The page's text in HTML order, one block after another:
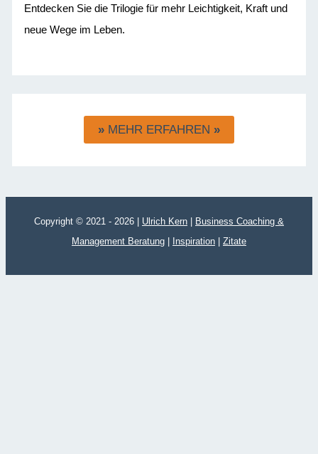
Entdecken Sie die Trilogie für mehr Leichtigkeit, Kraft und
neue Wege im Leben.
» MEHR ERFAHREN »
Copyright © 2021 - 2026 | Ulrich Kern
Business Coaching &
Management Beratung
Inspiration Zitate